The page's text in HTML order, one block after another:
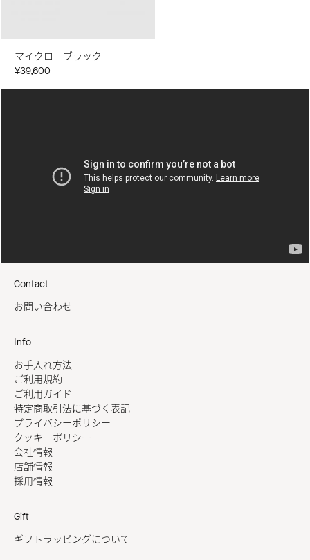
マイクロ ブラック
¥39,600
Contact
お問い合わせ
Info
お手入れ方法
ご利用規約
ご利用ガイド
特定商取引法に基づく表記
プライバシーポリシー
クッキーポリシー
会社情報
店舗情報
採用情報
Gift
ギフトラッピングについて